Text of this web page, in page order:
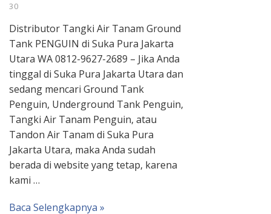
30
Distributor Tangki Air Tanam Ground
Tank PENGUIN di Suka Pura Jakarta
Utara WA 0812-9627-2689 – Jika Anda
tinggal di Suka Pura Jakarta Utara dan
sedang mencari Ground Tank
Penguin, Underground Tank Penguin,
Tangki Air Tanam Penguin, atau
Tandon Air Tanam di Suka Pura
Jakarta Utara, maka Anda sudah
berada di website yang tetap, karena
kami …
Baca Selengkapnya »